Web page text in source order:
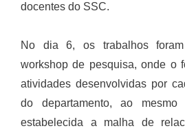
docentes do SSC.
No dia 6, os trabalhos
workshop de pesquisa, onde o
atividades desenvolvidas por
do departamento, ao
estabelecida a malha de